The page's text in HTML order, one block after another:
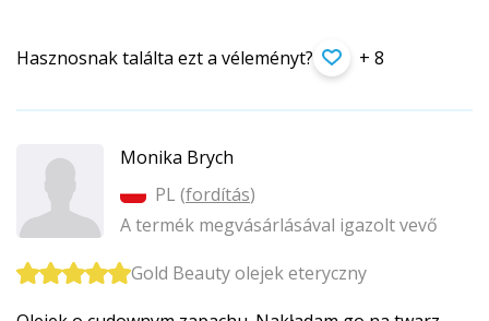
Hasznosnak találta ezt a véleményt? + 8
Monika Brych
PL (fordítás)
A termék megvásárlásával igazolt vevő
Gold Beauty olejek eteryczny